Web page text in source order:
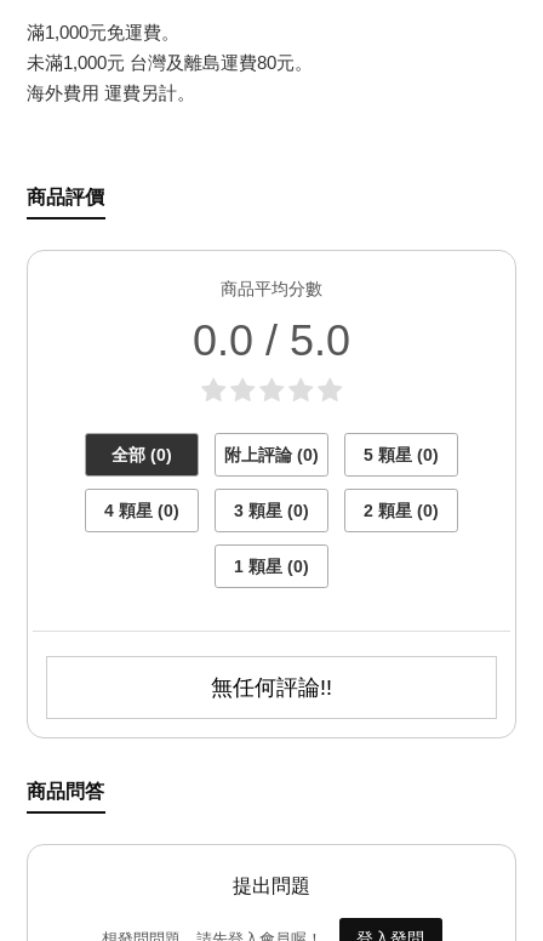
滿1,000元免運費。
未滿1,000元 台灣及離島運費80元。
海外費用 運費另計。
商品評價
商品平均分數
0.0 / 5.0
全部 (0) 附上評論 (0) 5 顆星 (0)
4 顆星 (0) 3 顆星 (0) 2 顆星 (0)
1 顆星 (0)
無任何評論!!
商品問答
提出問題